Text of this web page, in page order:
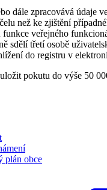
dále zpracovává údaje
než ke zjištění
veřejného
sdělí třetí osobě
do registru v
pokutu do výše 50
plán obce